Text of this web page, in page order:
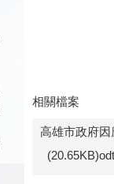
相關檔案
高雄市政府